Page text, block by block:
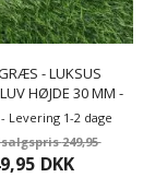
- LUKSUS
HØJDE 30 MM -
GRÆSTÆPPE
TERRASSEN
Levering 1-2 dage
249,95
DKK